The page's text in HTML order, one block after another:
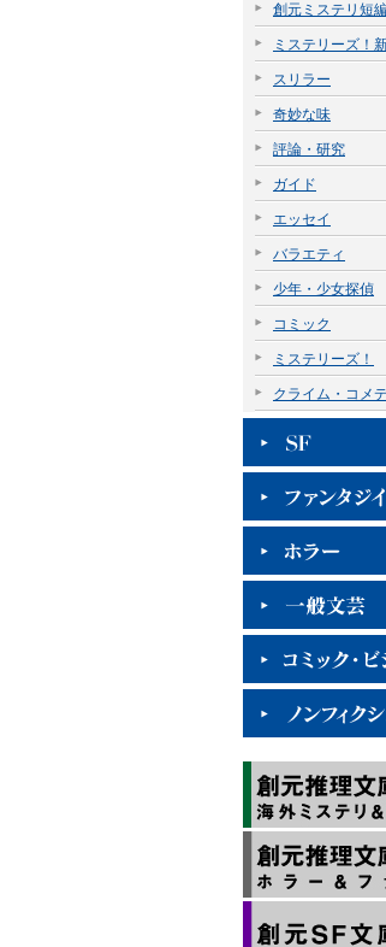
創元ミステリ短
ミステリーズ！
スリラー
奇妙な味
評論・研究
ガイド
エッセイ
バラエティ
少年・少女探偵
コミック
ミステリーズ！
クライム・コメ